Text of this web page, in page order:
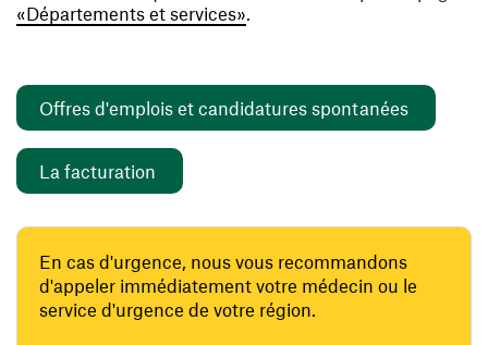
«Départements et services».
Offres d'emplois et candidatures spontanées
La facturation
En cas d'urgence, nous vous recommandons
d'appeler immédiatement votre médecin ou le
service d'urgence de votre région.